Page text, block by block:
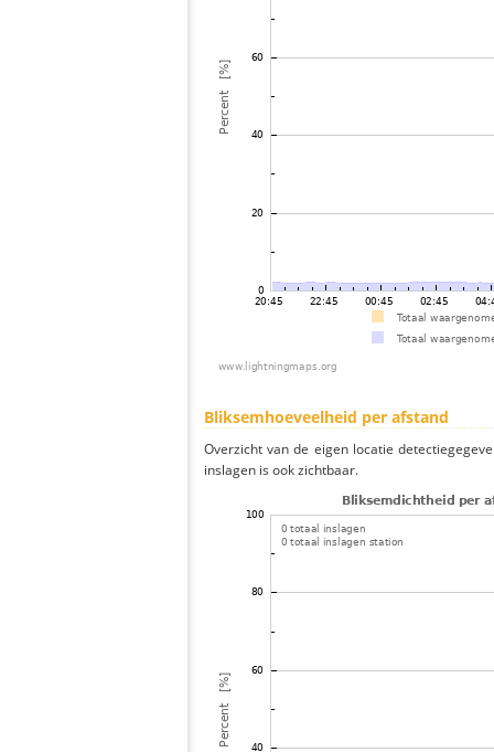
Bliksemhoeveelheid per afstand
Overzicht van de eigen locatie
inslagen is ook zichtbaar.